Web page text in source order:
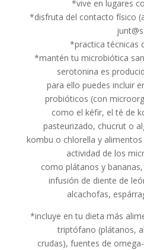
*vive en lugares
*disfruta del contacto físico
*practica técnicas
*mantén tu microbiótica
serotonina es
para ello puedes incluir
probióticos (con
como el kéfir, el té de
pasteurizado, chucrut o
kombu o chlorella y
actividad de los
como plátanos y
infusión de diente de
alcachofas,
*incluye en tu dieta más
triptófano (plátanos,
crudas), fuentes de